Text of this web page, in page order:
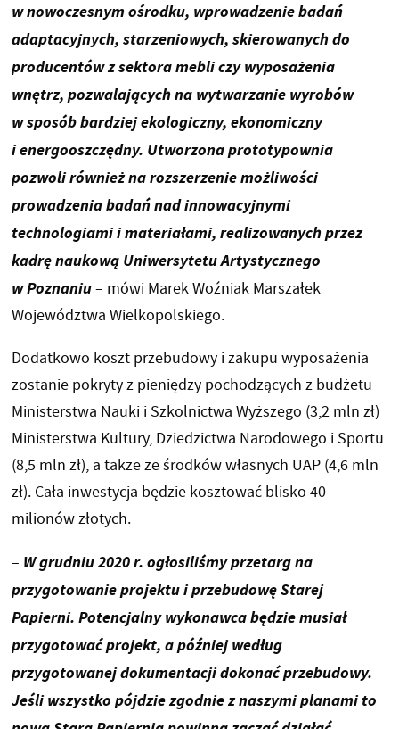
w nowoczesnym ośrodku, wprowadzenie badań
adaptacyjnych, starzeniowych, skierowanych do
producentów z sektora mebli czy wyposażenia
wnętrz, pozwalających na wytwarzanie wyrobów
w sposób bardziej ekologiczny, ekonomiczny
i energooszczędny. Utworzona prototypownia
pozwoli również na rozszerzenie możliwości
prowadzenia badań nad innowacyjnymi
technologiami i materiałami, realizowanych przez
kadrę naukową Uniwersytetu Artystycznego
w Poznaniu– mówi Marek Woźniak Marszałek
Województwa Wielkopolskiego.
Dodatkowo koszt przebudowy i zakupu wyposażenia
zostanie pokryty z pieniędzy pochodzących z budżetu
Ministerstwa Nauki i Szkolnictwa Wyższego (3,2 mln zł)
Ministerstwa Kultury, Dziedzictwa Narodowego i Sportu
(8,5 mln zł), a także ze środków własnych UAP (4,6 mln
zł). Cała inwestycja będzie kosztować blisko 40
milionów złotych.
– W grudniu 2020 r. ogłosiliśmy przetarg na
przygotowanie projektu i przebudowę Starej
Papierni. Potencjalny wykonawca będzie musiał
przygotować projekt, a później według
przygotowanej dokumentacji dokonać przebudowy.
Jeśli wszystko pójdzie zgodnie z naszymi planami to